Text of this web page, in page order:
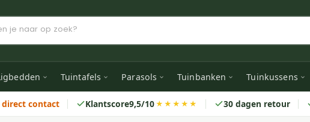
Tuintafels Parasols Tuinbanken Tuinkussens
contact Klantscore9,5/10★★★★★ 30 dagen retour